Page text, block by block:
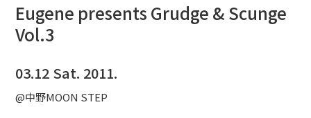
Eugene presents Grudge & Scunge
Vol.3
03.12 Sat. 2011.
@中野MOON STEP